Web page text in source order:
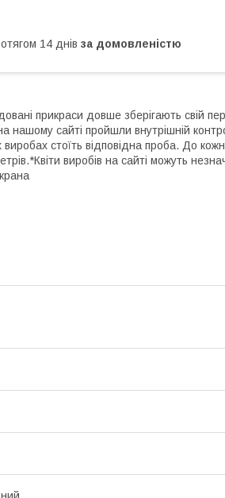
14 днів за домовленістю
прикраси довше зберігають свій
нашому сайті пройшли внутрішній
стоїть відповідна проба. До
виробів на сайті можуть